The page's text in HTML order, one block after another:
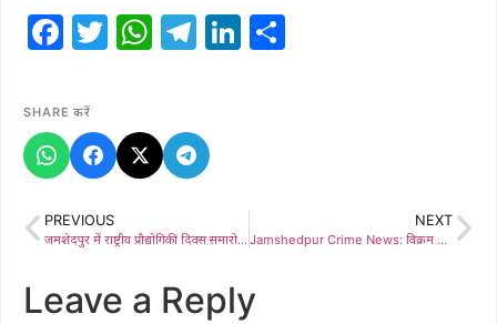
Facebook
Twitter
WhatsApp
Telegram
LinkedIn
SHARE करें
PREVIOUS
जमशेदपुर में राष्ट्रीय प्रौद्योगिकी दिवस समारोह, स्थानीय जरूरतों के अनुरूप तकनीक पर जोर
NEXT
Jamshedpur Crime News: विक्रम शर्मा हत्याकांड: 1 लाख का इनामी यशराज सहारनपुर से गिरफ्तार, गैंगस्टर अखिलेश सिंह से कनेक्शन का खुलासा, रांची से दिल्ली तक फैला था मर्डर नेटवर्क
Leave a Reply